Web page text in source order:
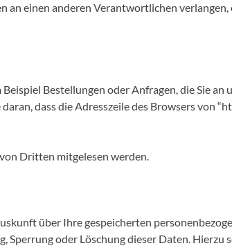
an einen anderen Verantwortlichen
Bestellungen oder Anfragen, die Sie an
dass die Adresszeile des Browsers von
Dritten mitgelesen werden.
über Ihre gespeicherten
oder Löschung dieser Daten. Hierzu